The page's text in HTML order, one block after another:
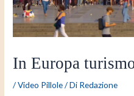
In Europa
/Video Pillole/ Di Redazione